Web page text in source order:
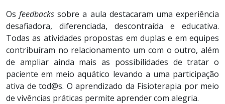
Osfeedbacks sobre a aula destacaram uma experiência
desafiadora, diferenciada, descontraída e educativa.
Todas as atividades propostas em duplas e em equipes
contribuíram no relacionamento um com o outro, além
de ampliar ainda mais as possibilidades de tratar o
paciente em meio aquático levando a uma participação
ativa de tod@s. O aprendizado da Fisioterapia por meio
de vivências práticas permite aprender com alegria.